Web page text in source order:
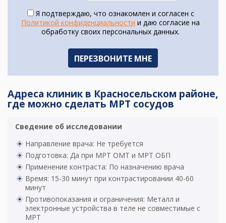
Я подтверждаю, что ознакомлен и согласен с
Политикой конфиденциальности и даю согласие на
обработку своих персональных данных.
Адреса клиник в Красносельском районе,
где можно сделать МРТ сосудов
Сведение об исследовании
Направление врача: Не требуется
Подготовка: Да при МРТ ОМТ и МРТ ОБП
Применение контраста: По назначению врача
Время: 15-30 минут при контрастировании 40-60
минут
Противопоказания и ограничения: Металл и
электронные устройства в теле не совместимые с
МРТ